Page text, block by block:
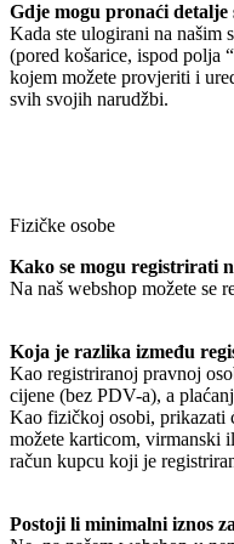
Gdje mogu pronaći detalje
Kada ste ulogirani na našim
(pored košarice, ispod polja
kojem možete provjeriti i
svih svojih narudžbi.
Fizičke osobe
Kako se mogu registrirati
Na naš webshop možete se
Koja je razlika između
Kao registriranoj pravnoj
cijene (bez PDV-a), a
Kao fizičkoj osobi, prikazati
možete karticom, virmanski
račun kupcu koji je
Postoji li minimalni iznos